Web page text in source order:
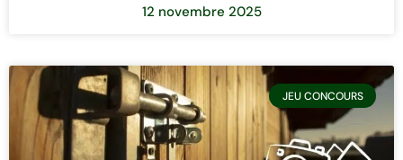
12 novembre 2025
JEU CONCOURS